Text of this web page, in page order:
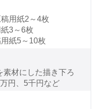
用紙2～4枚
3～6枚
紙5～10枚
材にした描き下ろ
円、5千円など